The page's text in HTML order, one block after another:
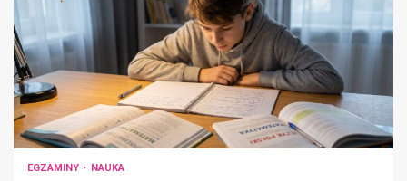
EGZAMINY NAUKA